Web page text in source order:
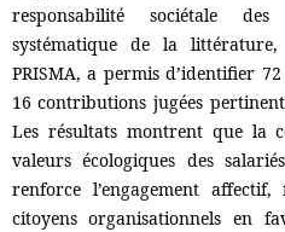
responsabilité sociétale
systématique de la
PRISMA, a permis d’identifier
16 contributions jugées
Les résultats montrent que la
valeurs écologiques des
renforce l’engagement
citoyens organisationnels en